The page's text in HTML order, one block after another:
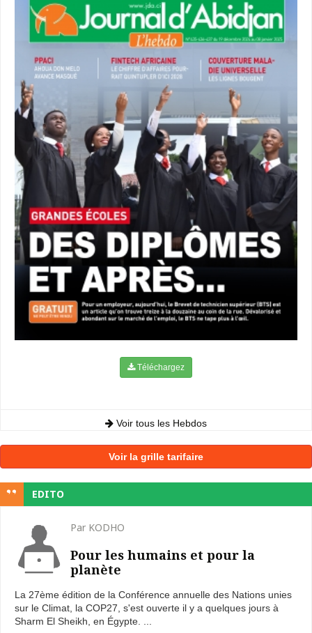
Téléchargez
Voir tous les Hebdos
Voir la grille tarifaire
EDITO
Par KODHO
Pour les humains et pour la
planète
La 27ème édition de la Conférence annuelle des Nations unies
sur le Climat, la COP27, s'est ouverte il y a quelques jours à
Sharm El Sheikh, en Égypte. ...